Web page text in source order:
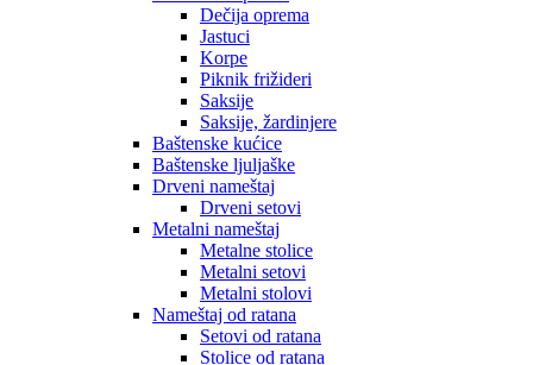
Dečija oprema
Jastuci
Korpe
Piknik frižideri
Saksije
Saksije, žardinjere
Baštenske kućice
Baštenske ljuljaške
Drveni nameštaj
Drveni setovi
Metalni nameštaj
Metalne stolice
Metalni setovi
Metalni stolovi
Nameštaj od ratana
Setovi od ratana
Stolice od ratana